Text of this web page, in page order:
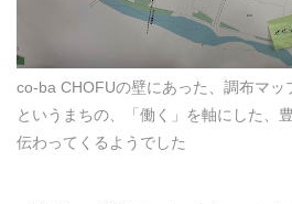
co-ba CHOFUの壁にあった、調布マ
というまちの、「働く」を軸にした、
伝わってくるようでした